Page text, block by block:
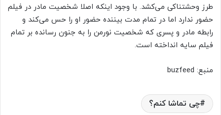
طرز وحشتناکی می‌کشد. با وجود اینکه اصلا شخصیت مادر در فیلم
حضور ندارد اما در تمام مدت بیننده حضور او را حس می‌کند و
رابطه مادر و پسری که شخصیت نورمن را به جنون رسانده بر تمام
فیلم سایه انداخته است.
منبع: buzfeed
چی تماشا کنم؟